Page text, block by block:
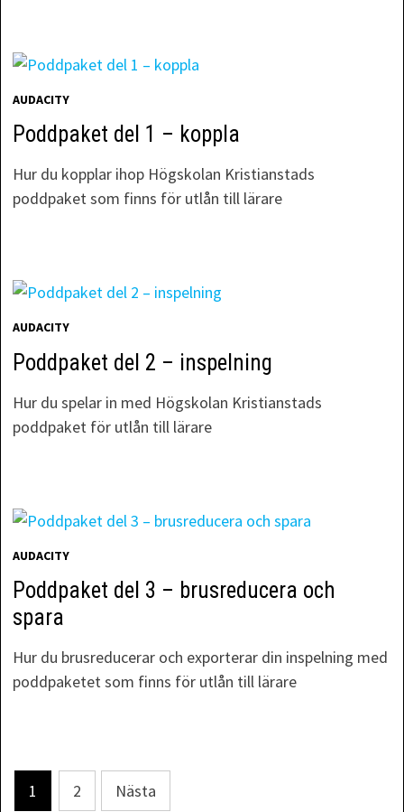
AUDACITY
Poddpaket del 1 – koppla
Hur du kopplar ihop Högskolan Kristianstads
poddpaket som finns för utlån till lärare
AUDACITY
Poddpaket del 2 – inspelning
Hur du spelar in med Högskolan Kristianstads
poddpaket för utlån till lärare
AUDACITY
Poddpaket del 3 – brusreducera och
spara
Hur du brusreducerar och exporterar din inspelning med
poddpaketet som finns för utlån till lärare
1 2 Nästa